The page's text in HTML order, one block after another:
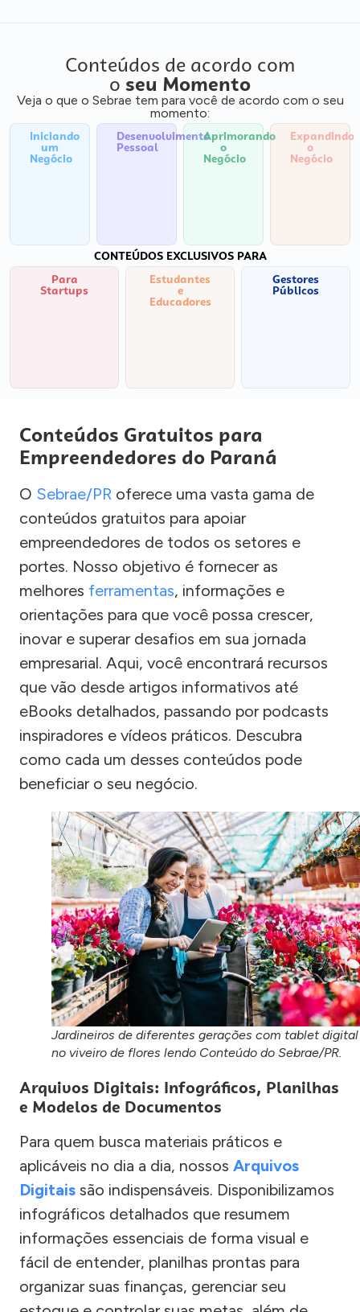
Conteúdos de acordo com
o seu Momento
Veja o que o Sebrae tem para você de acordo com o seu
momento:
Iniciando
um
Negócio
Desenvolvimento
Pessoal
Aprimorando
o
Negócio
Expandindo
o
Negócio
CONTEÚDOS EXCLUSIVOS PARA
Para
Startups
Estudantes
e
Educadores
Gestores
Públicos
Conteúdos Gratuitos para
Empreendedores do Paraná
O Sebrae/PR oferece uma vasta gama de
conteúdos gratuitos para apoiar
empreendedores de todos os setores e
portes. Nosso objetivo é fornecer as
melhores ferramentas, informações e
orientações para que você possa crescer,
inovar e superar desafios em sua jornada
empresarial. Aqui, você encontrará recursos
que vão desde artigos informativos até
eBooks detalhados, passando por podcasts
inspiradores e vídeos práticos. Descubra
como cada um desses conteúdos pode
beneficiar o seu negócio.
Jardineiros de diferentes gerações com tablet digital
no viveiro de flores lendo Conteúdo do Sebrae/PR.
Arquivos Digitais: Infográficos, Planilhas
e Modelos de Documentos
Para quem busca materiais práticos e
aplicáveis no dia a dia, nossos Arquivos
Digitais são indispensáveis. Disponibilizamos
infográficos detalhados que resumem
informações essenciais de forma visual e
fácil de entender, planilhas prontas para
organizar suas finanças, gerenciar seu